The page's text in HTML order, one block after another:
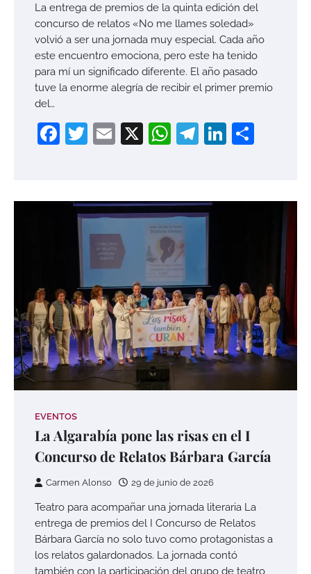
La entrega de premios de la quinta edición del
concurso de relatos «No me llames soledad»
volvió a ser una jornada muy especial. Cada año
este encuentro emociona, pero este ha tenido
para mí un significado diferente. El año pasado
tuve la enorme alegría de recibir el primer premio
del…
Facebook
Twitter
Email
X WhatsApp
Telegram
EVENTOS
La Algarabía pone las risas en el I
Concurso de Relatos Bárbara García
Carmen Alonso 29 de junio de 2026
Teatro para acompañar una jornada literaria La
entrega de premios del I Concurso de Relatos
Bárbara García no solo tuvo como protagonistas a
los relatos galardonados. La jornada contó
también con la participación del grupo de teatro